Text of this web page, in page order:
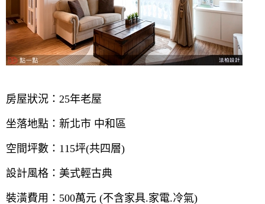
房屋狀況：25年老屋
坐落地點：新北市 中和區
空間坪數：115坪(共四層)
設計風格：美式輕古典
裝潢費用：500萬元 (不含家具.家電.冷氣)